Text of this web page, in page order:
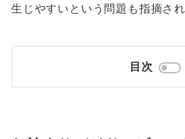
生じやすいという問題も指摘され
目次